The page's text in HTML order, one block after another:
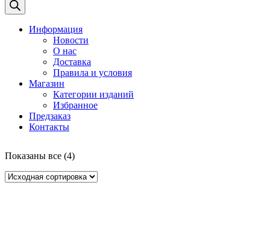
Информация
Новости
О нас
Доставка
Правила и условия
Магазин
Категории изданий
Избранное
Предзаказ
Контакты
Показаны все (4)